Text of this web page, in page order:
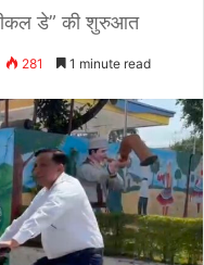
डे” की शुरुआत
281 1 minute read